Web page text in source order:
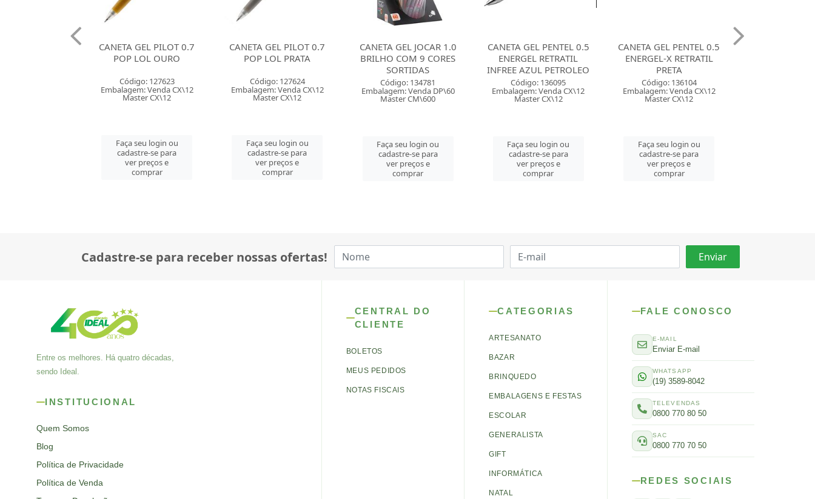
CANETA GEL PILOT 0.7
POP LOL PRATA
Código: 127624
Embalagem: Venda CX\12
Master CX\12
Faça seu login ou
cadastre-se para
ver preços e
comprar
CANETA GEL JOCAR 1.0
BRILHO COM 9 CORES
Código: 134781
Embalagem: Venda DP\60
Master CM\600
Faça seu login ou
cadastre-se para
ver preços e
comprar
CANETA GEL PENTEL 0.5
ENERGEL RETRATIL
INFREE AZUL PETROLEO
Código: 136095
Embalagem: Venda CX\12
Master CX\12
Faça seu login ou
cadastre-se para
ver preços e
comprar
CANETA GEL PENTEL 0.5
ENERGEL-X RETRATIL
PRETA
Código: 136104
Embalagem: Venda CX\12
Master CX\12
Faça seu login ou
cadastre-se para
ver preços e
comprar
CANETA GEL PENTEL 0.5
ENERGEL-X RETRATIL
AZUL
Código: 136106
Embalagem: Venda CX\12
Master CX\12
Faça seu login ou
cadastre-se para
ver preços e
comprar
Cadastre-se para receber nossas ofertas!
Entre os melhores. Há quatro décadas,
sendo Ideal.
INSTITUCIONAL
Quem Somos
Blog
Política de Privacidade
Política de Venda
CENTRAL DO
CLIENTE
BOLETOS
MEUS PEDIDOS
NOTAS FISCAIS
CATEGORIAS
ARTESANATO
BAZAR
BRINQUEDO
EMBALAGENS E FESTAS
ESCOLAR
GENERALISTA
GIFT
INFORMÁTICA
NATAL
FALE CONOSCO
E-MAIL
Enviar E-mail
WHATSAPP
(19) 3589-8042
TELEVENDAS
0800 770 80 50
SAC
0800 770 70 50
REDES SOCIAIS